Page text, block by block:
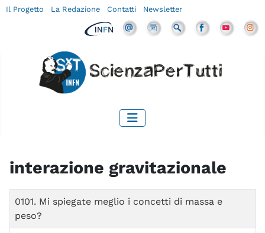
Il Progetto La Redazione Contatti Newsletter
interazione gravitazionale
Titolo
0101. Mi spiegate meglio i concetti di massa e
peso?